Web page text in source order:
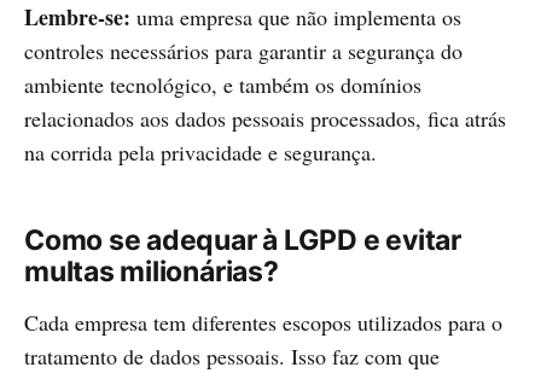
Lembre-se: uma empresa que não implementa os
controles necessários para garantir a segurança do
ambiente tecnológico, e também os domínios
relacionados aos dados pessoais processados, fica atrás
na corrida pela privacidade e segurança.
Como se adequar à LGPD e evitar
multas milionárias?
Cada empresa tem diferentes escopos utilizados para o
tratamento de dados pessoais. Isso faz com que